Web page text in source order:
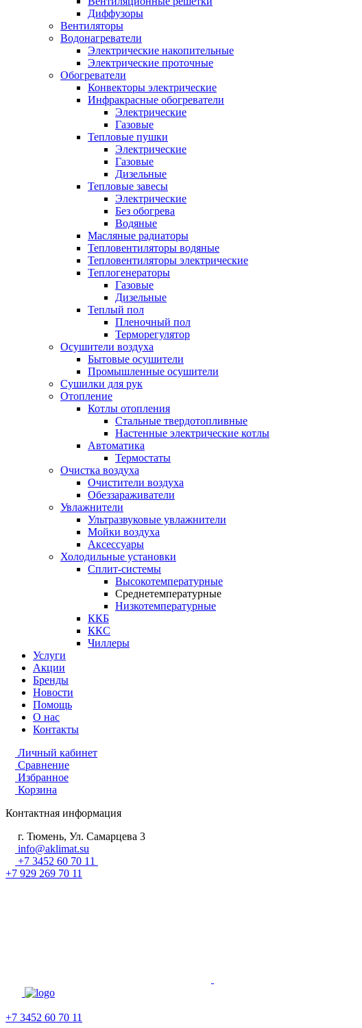
Диффузоры
Вентиляторы
Водонагреватели
Электрические накопительные
Электрические проточные
Обогреватели
Конвекторы электрические
Инфракрасные обогреватели
Электрические
Газовые
Тепловые пушки
Электрические
Газовые
Дизельные
Тепловые завесы
Электрические
Без обогрева
Водяные
Масляные радиаторы
Тепловентиляторы водяные
Тепловентиляторы электрические
Теплогенераторы
Газовые
Дизельные
Теплый пол
Пленочный пол
Терморегулятор
Осушители воздуха
Бытовые осушители
Промышленные осушители
Сушилки для рук
Отопление
Котлы отопления
Стальные твердотопливные
Настенные электрические котлы
Автоматика
Термостаты
Очистка воздуха
Очистители воздуха
Обеззараживатели
Увлажнители
Ультразвуковые увлажнители
Мойки воздуха
Аксессуары
Холодильные установки
Сплит-системы
Высокотемпературные
Среднетемпературные
Низкотемпературные
ККБ
ККС
Чиллеры
Услуги
Акции
Бренды
Новости
Помощь
О нас
Контакты
Личный кабинет
Сравнение
Избранное
Корзина
Контактная информация
г. Тюмень, Ул. Самарцева 3
info@aklimat.su
+7 3452 60 70 11
+7 929 269 70 11
+7 3452 60 70 11